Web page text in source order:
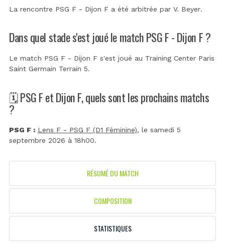
La rencontre PSG F - Dijon F a été arbitrée par V. Beyer.
Dans quel stade s'est joué le match PSG F - Dijon F ?
Le match PSG F - Dijon F s'est joué au Training Center Paris
Saint Germain Terrain 5.
🗓️ PSG F et Dijon F, quels sont les prochains matchs
?
PSG F : Lens F - PSG F (D1 Féminine), le samedi 5
septembre 2026 à 18h00.
RÉSUMÉ DU MATCH
COMPOSITION
STATISTIQUES